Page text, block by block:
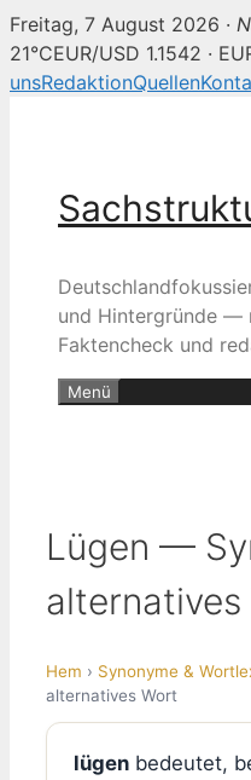
Freitag, 7 August 2026 ·
21°CEUR/USD 1.1542 ·
unsRedaktionQuellen
und Hintergründe —
Faktencheck und
Menü
Lügen —
alternatives
Hem › Synonyme &
alternatives Wort
lügenbedeutet,